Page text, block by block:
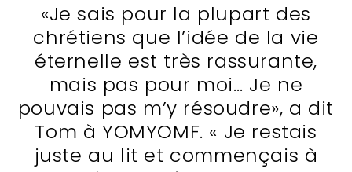
«Je sais pour la plupart des
chrétiens que l’idée de la vie
éternelle est très rassurante,
mais pas pour moi… Je ne
pouvais pas m’y résoudre», a dit
Tom à YOMYOMF. « Je restais
juste au lit et commençais à